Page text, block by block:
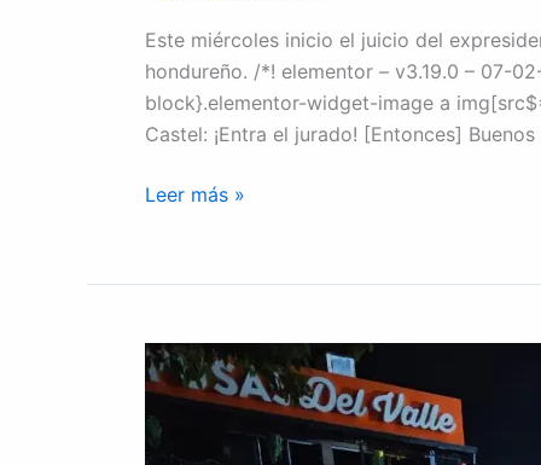
Este miércoles inicio el juicio del
hondureño. /*! elementor – v3.19.0 – 07-
block}.elementor-widget-image a
Castel: ¡Entra el jurado! [Entonces]
Leer más »
Asesinan
a
conductor